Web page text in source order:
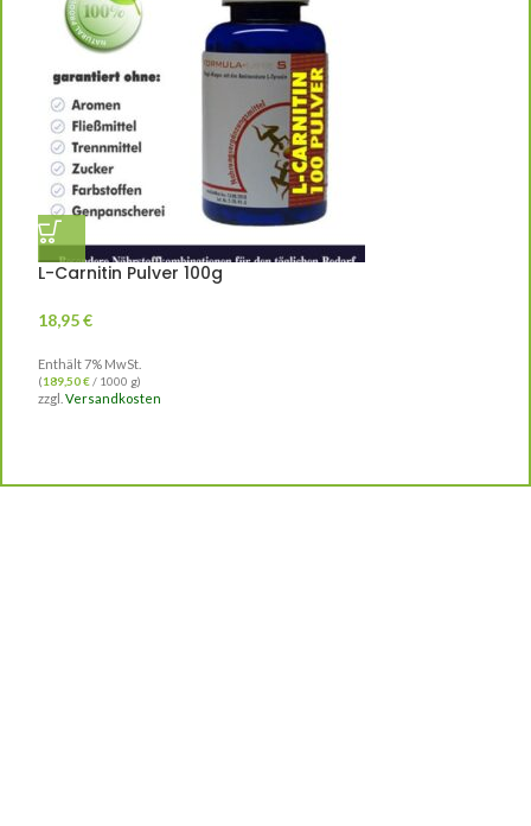
L-Carnitin Pulver 100g
18,95€
Enthält 7% MwSt.
(189,50€/ 1000 g)
zzgl. Versandkosten